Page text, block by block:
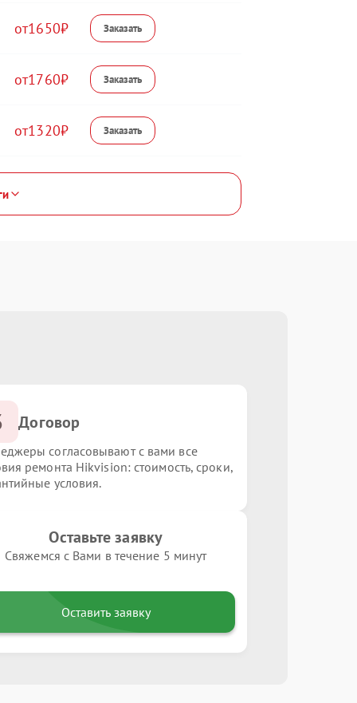
1650
1760
1320
Договор
согласовывают с вами все
ремонта Hikvision: стоимость, сроки,
условия.
Оставьте заявку
Свяжемся с Вами в течение 5 минут
Оставить заявку